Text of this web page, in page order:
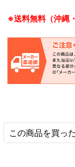
※送料無料（沖縄
この商品を買っ